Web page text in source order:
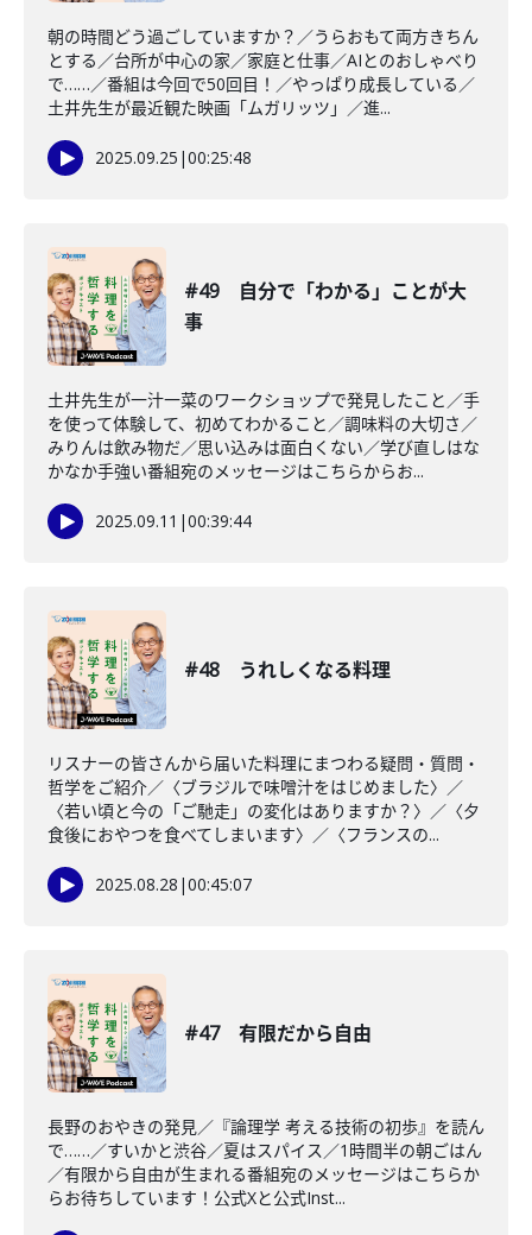
朝の時間どう過ごしていますか？／うらおもて両方きちん
とする／台所が中心の家／家庭と仕事／AIとのおしゃべり
で……／番組は今回で50回目！／やっぱり成長している／
土井先生が最近観た映画「ムガリッツ」／進...
2025.09.25 |00:25:48
#49 自分で「わかる」ことが大
事
土井先生が一汁一菜のワークショップで発見したこと／手
を使って体験して、初めてわかること／調味料の大切さ／
みりんは飲み物だ／思い込みは面白くない／学び直しはな
かなか手強い番組宛のメッセージはこちらからお...
2025.09.11 |00:39:44
#48 うれしくなる料理
リスナーの皆さんから届いた料理にまつわる疑問・質問・
哲学をご紹介／〈ブラジルで味噌汁をはじめました〉／
〈若い頃と今の「ご馳走」の変化はありますか？〉／〈夕
食後におやつを食べてしまいます〉／〈フランスの...
2025.08.28 |00:45:07
#47 有限だから自由
長野のおやきの発見／『論理学 考える技術の初歩』を読ん
で……／すいかと渋谷／夏はスパイス／1時間半の朝ごはん
／有限から自由が生まれる番組宛のメッセージはこちらか
らお待ちしています！公式Xと公式Inst...